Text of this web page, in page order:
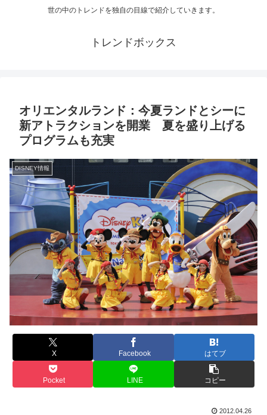
世の中のトレンドを独自の目線で紹介していきます。
トレンドボックス
オリエンタルランド：今夏ランドとシーに
新アトラクションを開業 夏を盛り上げる
プログラムも充実
DISNEY情報
X Facebook はてブ
Pocket LINE コピー
2012.04.26